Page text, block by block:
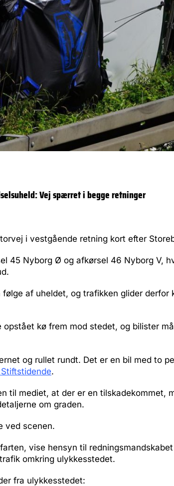
Vej spærret i begge retninger
i vestgående retning kort efter
45 Nyborg Ø og afkørsel 46 Nyborg V,
af uheldet, og trafikken glider derfor
opstået kø frem mod stedet, og bilister
og rullet rundt. Det er en bil med to
.
til mediet, at der er en tilskadekommet,
om graden.
ved scenen.
vise hensyn til
omkring ulykkesstedet.
fra ulykkesstedet: